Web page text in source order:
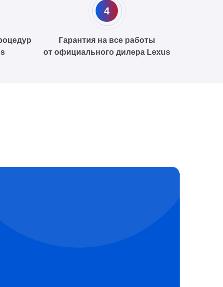
4
Гарантия на все работы
от официального дилера Lexus